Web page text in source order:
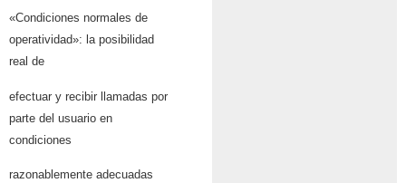
«Condiciones normales de
operatividad»: la posibilidad
real de
efectuar y recibir llamadas por
parte del usuario en
condiciones
razonablemente adecuadas